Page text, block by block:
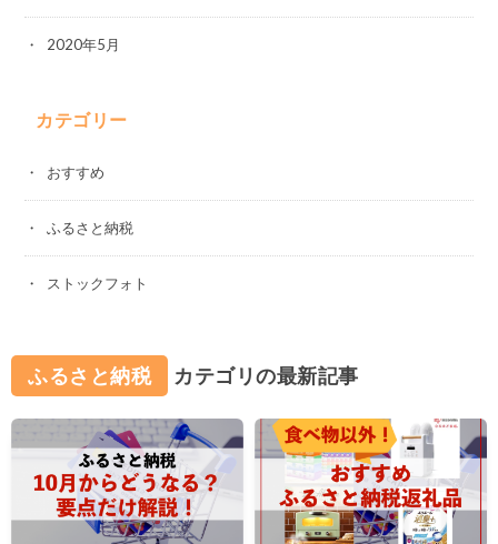
2020年5月
カテゴリー
おすすめ
ふるさと納税
ストックフォト
ふるさと納税 カテゴリの最新記事